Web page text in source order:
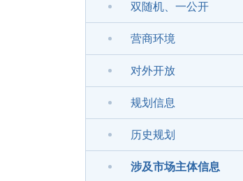
双随机、一公开
营商环境
对外开放
规划信息
历史规划
涉及市场主体信息